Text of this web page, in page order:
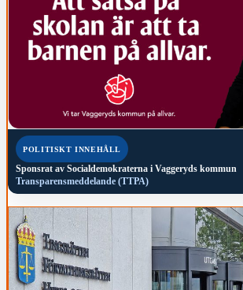
POLITISKT INNEHÅLL
Sponsrat av Socialdemokraterna i Vaggeryds kommun
Transparensmeddelande (TTPA)